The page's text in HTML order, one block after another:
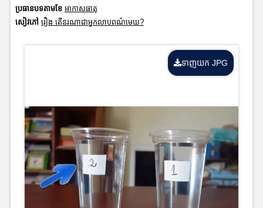
ប្រធានបទតាមខែ អាកាសធាតុ
សៀវភៅ រឿង តើនរណាជាអ្នកលាបពណ៌មេឃ?
ទាញយក JPG